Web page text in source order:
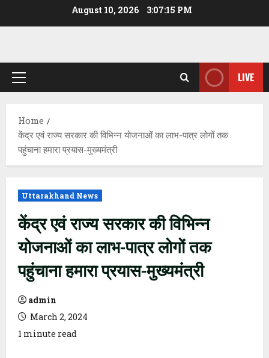
August 10, 2026 3:07:16 PM
Primary
LIVE
Home
केंद्र एवं राज्य सरकार की विभिन्न योजनाओं का लाभ-पात्र लोगों तक
पहुंचाना हमारा प्रयास-मुख्यमंत्री
Uttarakhand News
केंद्र एवं राज्य सरकार की विभिन्न
योजनाओं का लाभ-पात्र लोगों तक
पहुंचाना हमारा प्रयास-मुख्यमंत्री
admin
March 2, 2024
1 minute read